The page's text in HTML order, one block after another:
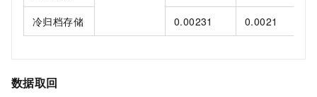
冷归档存储 0.00231 0.0021
数据取回